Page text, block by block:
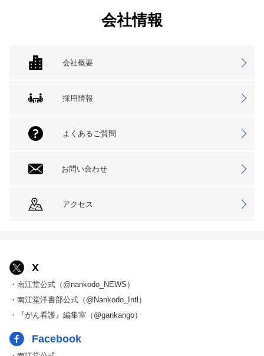
会社情報
会社概要
採用情報
よくあるご質問
お問い合わせ
アクセス
X
・南江堂公式（@nankodo_NEWS）
・南江堂洋書部公式（@Nankodo_Intl）
・『がん看護』編集室（@gankango）
Facebook